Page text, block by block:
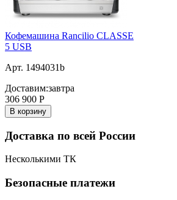
Кофемашина Rancilio CLASSE
5 USB
Арт. 1494031b
Доставим:завтра
306 900 Р
В корзину
Доставка по всей России
Несколькими ТК
Безопасные платежи